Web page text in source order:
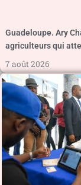
Guadeloupe. Ary
agriculteurs qui
7 août 2026